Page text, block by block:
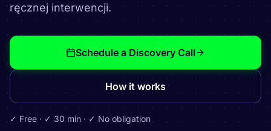
ręcznej interwencji.
Schedule a Discovery Call
How it works
✓ Free · ✓ 30 min · ✓ No obligation